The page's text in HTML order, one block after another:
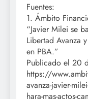
Fuentes:
1. Ámbito
“Javier Milei se
Libertad Avanza
en PBA.”
Publicado el 20
https://
avanza-javier-
hara-mas-actos-